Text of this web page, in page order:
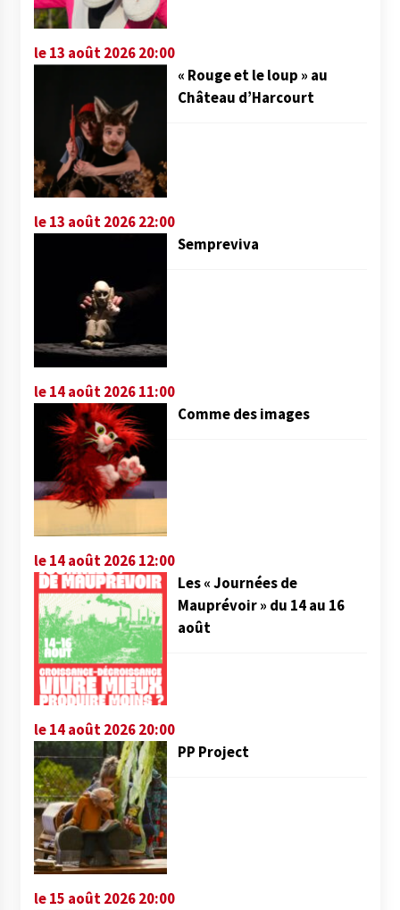
le 13 août 2026 20:00
« Rouge et le loup » au
Château d’Harcourt
le 13 août 2026 22:00
Sempreviva
le 14 août 2026 11:00
Comme des images
le 14 août 2026 12:00
Les « Journées de
Mauprévoir » du 14 au 16
août
le 14 août 2026 20:00
PP Project
le 15 août 2026 20:00